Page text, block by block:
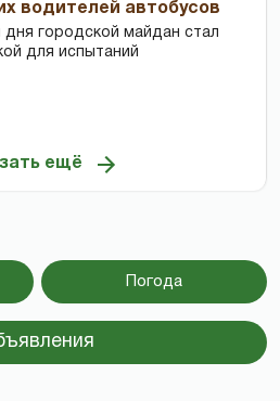
водителей автобусов
дня городской майдан стал
для испытаний
ещё
Погода